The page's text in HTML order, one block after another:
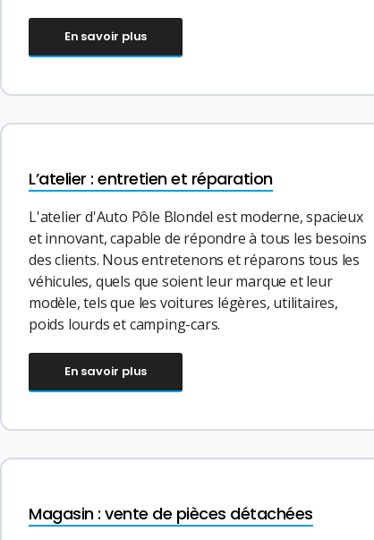
En savoir plus
L’atelier : entretien et réparation
L'atelier d'Auto Pôle Blondel est moderne, spacieux
et innovant, capable de répondre à tous les besoins
des clients. Nous entretenons et réparons tous les
véhicules, quels que soient leur marque et leur
modèle, tels que les voitures légères, utilitaires,
poids lourds et camping-cars.
En savoir plus
Magasin : vente de pièces détachées